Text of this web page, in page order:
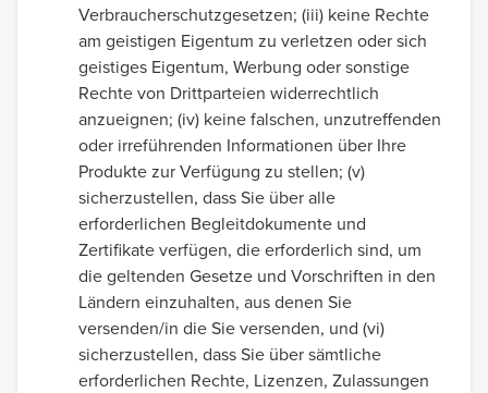
Verbraucherschutzgesetzen; (iii) keine Rechte
am geistigen Eigentum zu verletzen oder sich
geistiges Eigentum, Werbung oder sonstige
Rechte von Drittparteien widerrechtlich
anzueignen; (iv) keine falschen, unzutreffenden
oder irreführenden Informationen über Ihre
Produkte zur Verfügung zu stellen; (v)
sicherzustellen, dass Sie über alle
erforderlichen Begleitdokumente und
Zertifikate verfügen, die erforderlich sind, um
die geltenden Gesetze und Vorschriften in den
Ländern einzuhalten, aus denen Sie
versenden/in die Sie versenden, und (vi)
sicherzustellen, dass Sie über sämtliche
erforderlichen Rechte, Lizenzen, Zulassungen